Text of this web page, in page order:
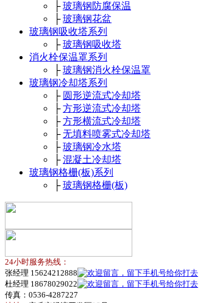
├玻璃钢防腐保温
├玻璃钢花盆
玻璃钢吸收塔系列
├玻璃钢吸收塔
消火栓保温罩系列
├玻璃钢消火栓保温罩
玻璃钢冷却塔系列
├ 圆形逆流式冷却塔
├方形逆流式冷却塔
├方形横流式冷却塔
├无填料喷雾式冷却塔
├玻璃钢冷水塔
├混凝土冷却塔
玻璃钢格栅(板)系列
├玻璃钢格栅(板)
24小时服务热线：
张经理 15624212888
杜经理 18678029022
传真：0536-4287227